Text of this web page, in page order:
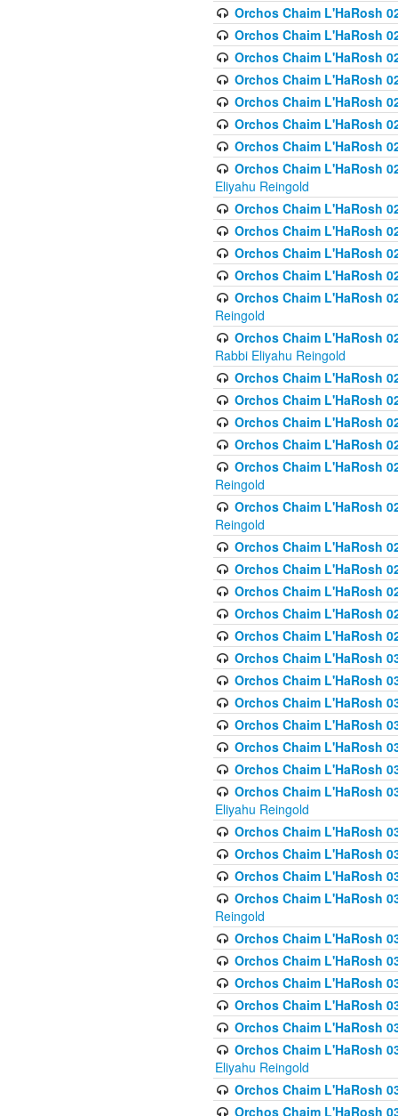
Orchos Chaim L'HaRosh
Orchos Chaim L'HaRosh
Orchos Chaim L'HaRosh
Orchos Chaim L'HaRosh
Orchos Chaim L'HaRosh
Orchos Chaim L'HaRosh
Orchos Chaim L'HaRosh
Orchos Chaim L'HaRosh
Eliyahu Reingold
Orchos Chaim L'HaRosh
Orchos Chaim L'HaRosh
Orchos Chaim L'HaRosh
Orchos Chaim L'HaRosh
Orchos Chaim L'HaRosh
Reingold
Orchos Chaim L'HaRosh
Rabbi Eliyahu Reingold
Orchos Chaim L'HaRosh
Orchos Chaim L'HaRosh
Orchos Chaim L'HaRosh
Orchos Chaim L'HaRosh
Orchos Chaim L'HaRosh
Reingold
Orchos Chaim L'HaRosh
Reingold
Orchos Chaim L'HaRosh
Orchos Chaim L'HaRosh
Orchos Chaim L'HaRosh
Orchos Chaim L'HaRosh
Orchos Chaim L'HaRosh
Orchos Chaim L'HaRosh
Orchos Chaim L'HaRosh
Orchos Chaim L'HaRosh
Orchos Chaim L'HaRosh
Orchos Chaim L'HaRosh
Orchos Chaim L'HaRosh
Orchos Chaim L'HaRosh
Eliyahu Reingold
Orchos Chaim L'HaRosh
Orchos Chaim L'HaRosh
Orchos Chaim L'HaRosh
Orchos Chaim L'HaRosh
Reingold
Orchos Chaim L'HaRosh
Orchos Chaim L'HaRosh
Orchos Chaim L'HaRosh
Orchos Chaim L'HaRosh
Orchos Chaim L'HaRosh
Orchos Chaim L'HaRosh
Eliyahu Reingold
Orchos Chaim L'HaRosh
Orchos Chaim L'HaRosh